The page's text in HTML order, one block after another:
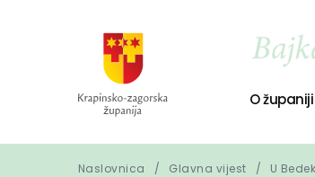
O županiji
Naslovnica Glavna vijest U